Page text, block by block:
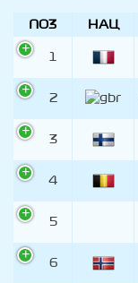
ПОЗ НАЦ
2
3
4
5
6